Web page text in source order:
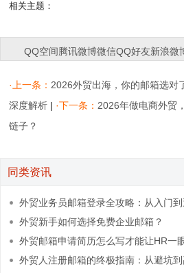
相关主题：
QQ空间腾讯微博微信QQ好友新浪微
·上一条： 2026外贸出海，你的邮箱选对
深度解析 | ·下一条： 2026年做电商外贸
链子？
同类资讯
外贸业务员邮箱登录全攻略：从入门
掉线
外贸新手如何选择免费企业邮箱？
外贸邮箱申请简历怎么写才能让HR一
外贸人注册邮箱的终极指南：从避坑